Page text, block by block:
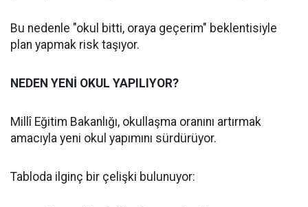
Bu nedenle "okul bitti, oraya geçerim" beklentisiyle
plan yapmak risk taşıyor.
NEDEN YENİ OKUL YAPILIYOR?
Millî Eğitim Bakanlığı, okullaşma oranını artırmak
amacıyla yeni okul yapımını sürdürüyor.
Tabloda ilginç bir çelişki bulunuyor: